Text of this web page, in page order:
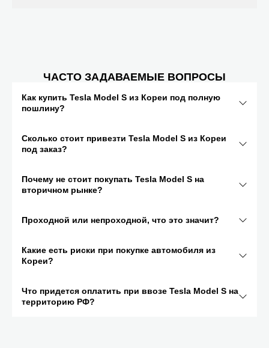
ЧАСТО ЗАДАВАЕМЫЕ ВОПРОСЫ
Как купить Tesla Model S из Кореи под полную
пошлину?
Сколько стоит привезти Tesla Model S из Кореи
под заказ?
Почему не стоит покупать Tesla Model S на
вторичном рынке?
Проходной или непроходной, что это значит?
Какие есть риски при покупке автомобиля из
Кореи?
Что придется оплатить при ввозе Tesla Model S на
территорию РФ?